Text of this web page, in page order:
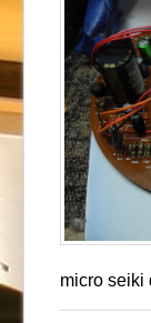
micro seiki